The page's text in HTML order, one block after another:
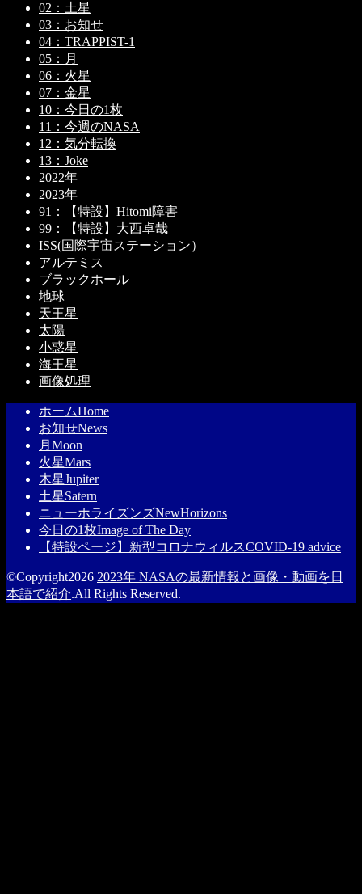
02：土星
03：お知せ
04：TRAPPIST-1
05：月
06：火星
07：金星
10：今日の1枚
11：今週のNASA
12：気分転換
13：Joke
2022年
2023年
91：【特設】Hitomi障害
99：【特設】大西卓哉
ISS(国際宇宙ステーション）
アルテミス
ブラックホール
地球
天王星
太陽
小惑星
海王星
画像処理
ホームHome
お知せNews
月 Moon
火星Mars
木星Jupiter
土星Satern
ニューホライズンズNewHorizons
今日の1枚Image of The Day
【特設ページ】新型コロナウィルスCOVID-19 advice
©Copyright2026 2023年 NASAの最新情報と画像・動画を日
本語で紹介.All Rights Reserved.